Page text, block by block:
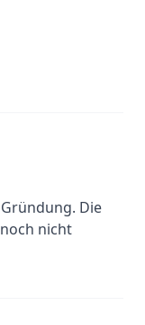
Die
nicht